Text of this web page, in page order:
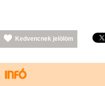
Kedvencnek jelölöm